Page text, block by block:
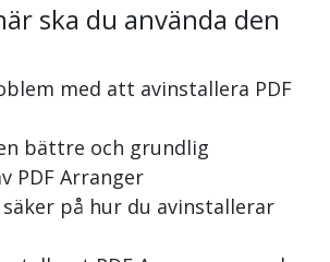
ska du använda den
med att avinstallera PDF
bättre och grundlig
PDF Arranger
på hur du avinstallerar